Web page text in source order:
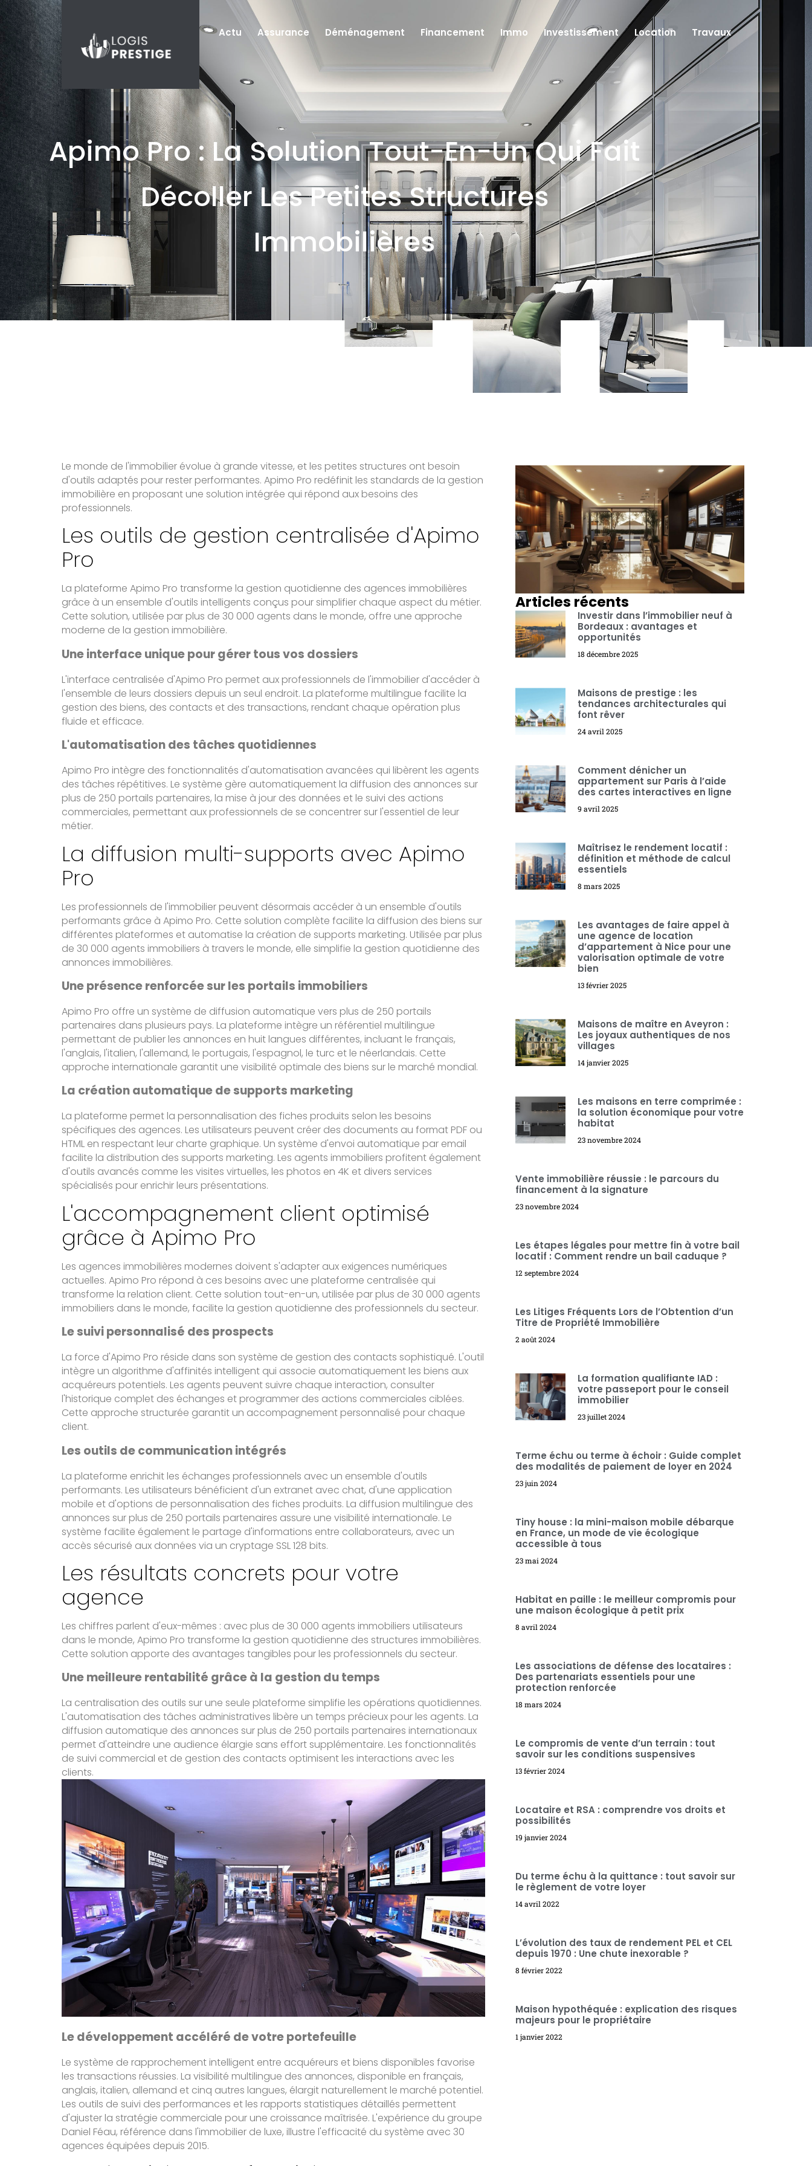
Actu Assurance Déménagement Financement Immo Investissement Location Travaux
Apimo Pro : La Solution Tout-En-Un Qui Fait
Décoller Les Petites Structures
Immobilières
Le monde de l'immobilier évolue à grande vitesse, et les petites structures ont besoin
d'outils adaptés pour rester performantes. Apimo Pro redéfinit les standards de la gestion
immobilière en proposant une solution intégrée qui répond aux besoins des
professionnels.
Les outils de gestion centralisée d'Apimo
Pro
La plateforme Apimo Pro transforme la gestion quotidienne des agences immobilières
grâce à un ensemble d'outils intelligents conçus pour simplifier chaque aspect du métier.
Cette solution, utilisée par plus de 30 000 agents dans le monde, offre une approche
moderne de la gestion immobilière.
Une interface unique pour gérer tous vos dossiers
L'interface centralisée d'Apimo Pro permet aux professionnels de l'immobilier d'accéder à
l'ensemble de leurs dossiers depuis un seul endroit. La plateforme multilingue facilite la
gestion des biens, des contacts et des transactions, rendant chaque opération plus
fluide et efficace.
L'automatisation des tâches quotidiennes
Apimo Pro intègre des fonctionnalités d'automatisation avancées qui libèrent les agents
des tâches répétitives. Le système gère automatiquement la diffusion des annonces sur
plus de 250 portails partenaires, la mise à jour des données et le suivi des actions
commerciales, permettant aux professionnels de se concentrer sur l'essentiel de leur
métier.
La diffusion multi-supports avec Apimo
Pro
Les professionnels de l'immobilier peuvent désormais accéder à un ensemble d'outils
performants grâce à Apimo Pro. Cette solution complète facilite la diffusion des biens sur
différentes plateformes et automatise la création de supports marketing. Utilisée par plus
de 30 000 agents immobiliers à travers le monde, elle simplifie la gestion quotidienne des
annonces immobilières.
Une présence renforcée sur les portails immobiliers
Apimo Pro offre un système de diffusion automatique vers plus de 250 portails
partenaires dans plusieurs pays. La plateforme intègre un référentiel multilingue
permettant de publier les annonces en huit langues différentes, incluant le français,
l'anglais, l'italien, l'allemand, le portugais, l'espagnol, le turc et le néerlandais. Cette
approche internationale garantit une visibilité optimale des biens sur le marché mondial.
La création automatique de supports marketing
La plateforme permet la personnalisation des fiches produits selon les besoins
spécifiques des agences. Les utilisateurs peuvent créer des documents au format PDF ou
HTML en respectant leur charte graphique. Un système d'envoi automatique par email
facilite la distribution des supports marketing. Les agents immobiliers profitent également
d'outils avancés comme les visites virtuelles, les photos en 4K et divers services
spécialisés pour enrichir leurs présentations.
L'accompagnement client optimisé
grâce à Apimo Pro
Les agences immobilières modernes doivent s'adapter aux exigences numériques
actuelles. Apimo Pro répond à ces besoins avec une plateforme centralisée qui
transforme la relation client. Cette solution tout-en-un, utilisée par plus de 30 000 agents
immobiliers dans le monde, facilite la gestion quotidienne des professionnels du secteur.
Le suivi personnalisé des prospects
La force d'Apimo Pro réside dans son système de gestion des contacts sophistiqué. L'outil
intègre un algorithme d'affinités intelligent qui associe automatiquement les biens aux
acquéreurs potentiels. Les agents peuvent suivre chaque interaction, consulter
l'historique complet des échanges et programmer des actions commerciales ciblées.
Cette approche structurée garantit un accompagnement personnalisé pour chaque
client.
Les outils de communication intégrés
La plateforme enrichit les échanges professionnels avec un ensemble d'outils
performants. Les utilisateurs bénéficient d'un extranet avec chat, d'une application
mobile et d'options de personnalisation des fiches produits. La diffusion multilingue des
annonces sur plus de 250 portails partenaires assure une visibilité internationale. Le
système facilite également le partage d'informations entre collaborateurs, avec un
accès sécurisé aux données via un cryptage SSL 128 bits.
Les résultats concrets pour votre
agence
Les chiffres parlent d'eux-mêmes : avec plus de 30 000 agents immobiliers utilisateurs
dans le monde, Apimo Pro transforme la gestion quotidienne des structures immobilières.
Cette solution apporte des avantages tangibles pour les professionnels du secteur.
Une meilleure rentabilité grâce à la gestion du temps
La centralisation des outils sur une seule plateforme simplifie les opérations quotidiennes.
L'automatisation des tâches administratives libère un temps précieux pour les agents. La
diffusion automatique des annonces sur plus de 250 portails partenaires internationaux
permet d'atteindre une audience élargie sans effort supplémentaire. Les fonctionnalités
de suivi commercial et de gestion des contacts optimisent les interactions avec les
clients.
Le développement accéléré de votre portefeuille
Le système de rapprochement intelligent entre acquéreurs et biens disponibles favorise
les transactions réussies. La visibilité multilingue des annonces, disponible en français,
anglais, italien, allemand et cinq autres langues, élargit naturellement le marché potentiel.
Les outils de suivi des performances et les rapports statistiques détaillés permettent
d'ajuster la stratégie commerciale pour une croissance maîtrisée. L'expérience du groupe
Daniel Féau, référence dans l'immobilier de luxe, illustre l'efficacité du système avec 30
agences équipées depuis 2015.
Articles récents
Investir dans l’immobilier neuf à
Bordeaux : avantages et
opportunités
18 décembre 2025
Maisons de prestige : les
tendances architecturales qui
font rêver
24 avril 2025
Comment dénicher un
appartement sur Paris à l’aide
des cartes interactives en ligne
9 avril 2025
Maîtrisez le rendement locatif :
définition et méthode de calcul
essentiels
8 mars 2025
Les avantages de faire appel à
une agence de location
d’appartement à Nice pour une
valorisation optimale de votre
bien
13 février 2025
Maisons de maître en Aveyron :
Les joyaux authentiques de nos
villages
14 janvier 2025
Les maisons en terre comprimée :
la solution économique pour votre
habitat
23 novembre 2024
Vente immobilière réussie : le parcours du
financement à la signature
23 novembre 2024
Les étapes légales pour mettre fin à votre bail
locatif : Comment rendre un bail caduque ?
12 septembre 2024
Les Litiges Fréquents Lors de l’Obtention d’un
Titre de Propriété Immobilière
2 août 2024
La formation qualifiante IAD :
votre passeport pour le conseil
immobilier
23 juillet 2024
Terme échu ou terme à échoir : Guide complet
des modalités de paiement de loyer en 2024
23 juin 2024
Tiny house : la mini-maison mobile débarque
en France, un mode de vie écologique
accessible à tous
23 mai 2024
Habitat en paille : le meilleur compromis pour
une maison écologique à petit prix
8 avril 2024
Les associations de défense des locataires :
Des partenariats essentiels pour une
protection renforcée
18 mars 2024
Le compromis de vente d’un terrain : tout
savoir sur les conditions suspensives
13 février 2024
Locataire et RSA : comprendre vos droits et
possibilités
19 janvier 2024
Du terme échu à la quittance : tout savoir sur
le règlement de votre loyer
14 avril 2022
L’évolution des taux de rendement PEL et CEL
depuis 1970 : Une chute inexorable ?
8 février 2022
Maison hypothéquée : explication des risques
majeurs pour le propriétaire
1 janvier 2022